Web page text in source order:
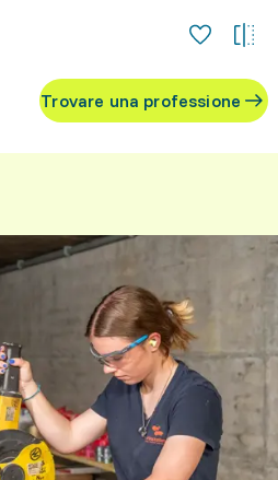
Trovare una professione